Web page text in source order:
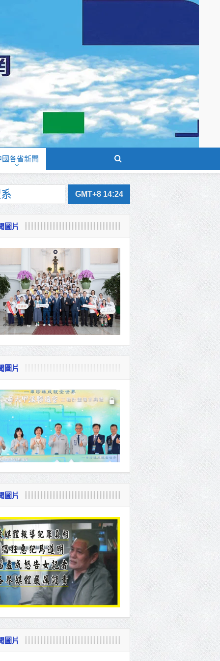
國各省新聞
賓共同
GMT+8 14:24
圖片
圖片
圖片
圖片